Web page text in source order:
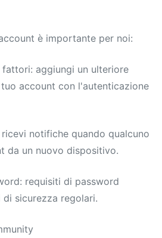
è importante per noi:
aggiungi un ulteriore
account con l'autenticazione
notifiche quando qualcuno
da un nuovo dispositivo.
requisiti di password
sicurezza regolari.